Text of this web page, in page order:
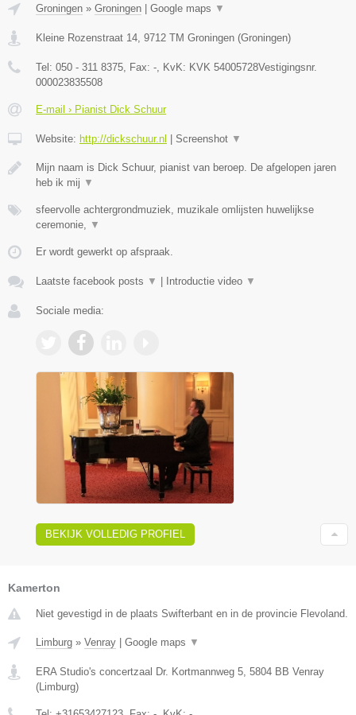
Groningen » Groningen Google maps ▼
Kleine Rozenstraat 14, 9712 TM Groningen (Groningen)
Tel: 050 - 311 8375, Fax: -, KvK: KVK 54005728Vestigingsnr.
000023835508
E-mail › Pianist Dick Schuur
Website: http://dickschuur.nl Screenshot ▼
Mijn naam is Dick Schuur, pianist van beroep. De afgelopen jaren
heb ik mij ▼
sfeervolle achtergrondmuziek, muzikale omlijsten huwelijkse
ceremonie, ▼
Er wordt gewerkt op afspraak.
Laatste facebook posts ▼ Introductie video ▼
Sociale media:
BEKIJK VOLLEDIG PROFIEL
Kamerton
Niet gevestigd in de plaats Swifterbant en in de provincie Flevoland.
Limburg » Venray Google maps ▼
ERA Studio's concertzaal Dr. Kortmannweg 5 5804 BB Venray
( Limburg)